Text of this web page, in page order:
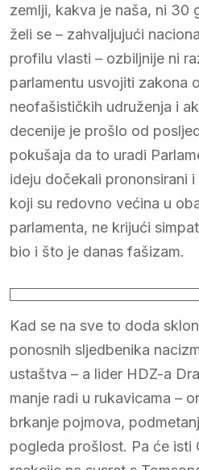
zemlji, kakva je naša, ni 30
želi se – zahvaljujući
profilu vlasti – ozbiljnije ni
parlamentu usvojiti zakona
neofašističkih udruženja i
decenije je prošlo od
pokušaja da to uradi
ideju dočekali prononsirani
koji su redovno većina u
parlamenta, ne krijući
bio i što je danas fašizam.
Kad se na sve to doda
ponosnih sljedbenika
ustaštva – a lider HDZ-a
manje radi u rukavicama –
brkanje pojmova,
pogleda prošlost. Pa će isti